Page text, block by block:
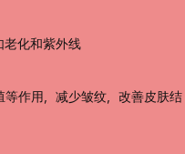
老化和紫外线
作用，减少皱纹，改善皮肤结